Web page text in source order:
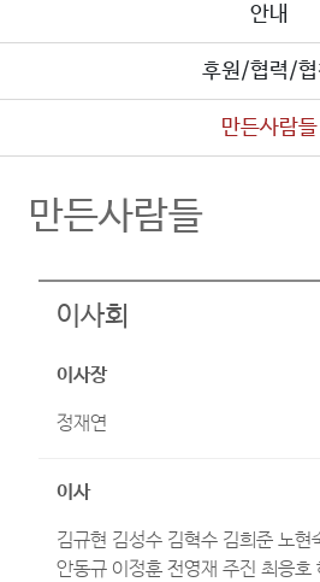
안내
후원/협력/
만든사람들
만든사람들
이사회
이사장
정재연
이사
김규현 김성수 김혁수 김희준 노현
안동규 이정훈 전영재 주진 최응호